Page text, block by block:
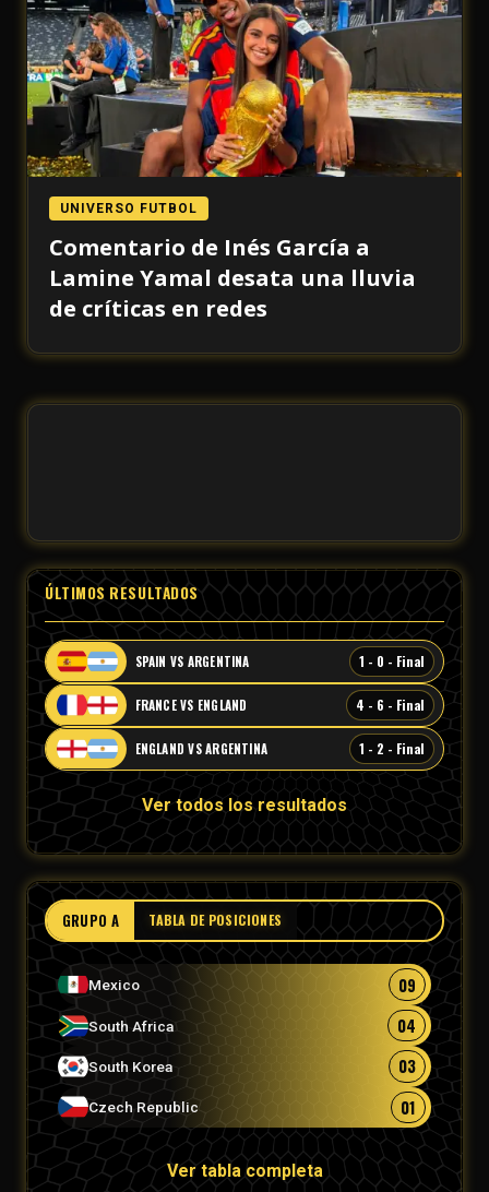
UNIVERSO FUTBOL
Comentario de Inés García a
Lamine Yamal desata una lluvia
de críticas en redes
ÚLTIMOS RESULTADOS
SPAIN VS ARGENTINA 1 - 0 - Final
FRANCE VS ENGLAND 4 - 6 - Final
ENGLAND VS ARGENTINA 1 - 2 - Final
Ver todos los resultados
GRUPO A TABLA DE POSICIONES
Mexico 09
South Africa 04
South Korea 03
Czech Republic 01
Ver tabla completa